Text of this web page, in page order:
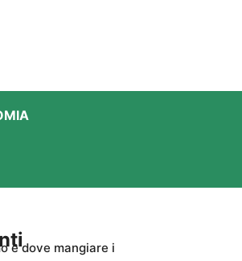
e dove mangiare i